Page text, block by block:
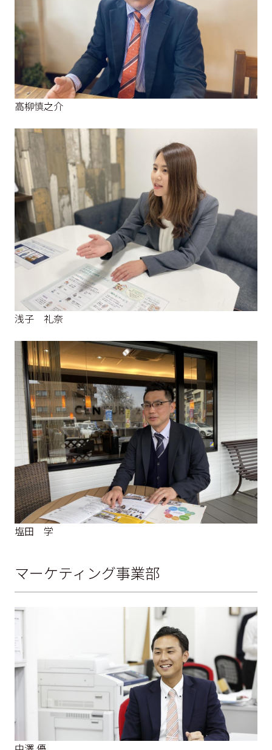
高柳慎之介
浅子 礼奈
塩田 学
マーケティング事業部